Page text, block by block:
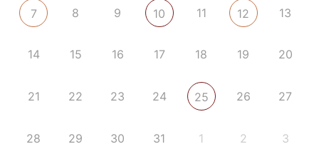
7 8 9 10 11 12 13
14 15 16 17 18 19 20
21 22 23 24 25 26 27
28 29 30 31 1 2 3